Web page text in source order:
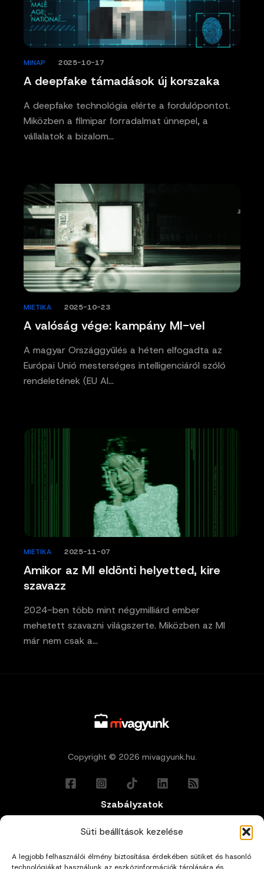
Süti beállítások kezelése
A legjobb felhasználói élmény biztosítása érdekében sütiket és hasonló
A deepfake támadások új korszaka
MINAP 2025-10-17
A deepfake technológia elérte a fordulópontot.
Miközben a filmipar forradalmat ünnepel, a
vállalatok a bizalom…
A valóság vége: kampány MI-vel
MIETIKA 2025-10-23
A magyar Országgyűlés a héten elfogadta az
Európai Unió mesterséges intelligenciáról szóló
rendeletének (EU AI…
Amikor az MI eldönti helyetted, kire
szavazz
MIETIKA 2025-11-07
2024-ben több mint négymilliárd ember
mehetett szavazni világszerte. Miközben az MI
már nem csak a…
Copyright © 2026 mivagyunk.hu.
Szabályzatok
Általános Felhasználási Feltételek
Adatkezelési Tájékoztató